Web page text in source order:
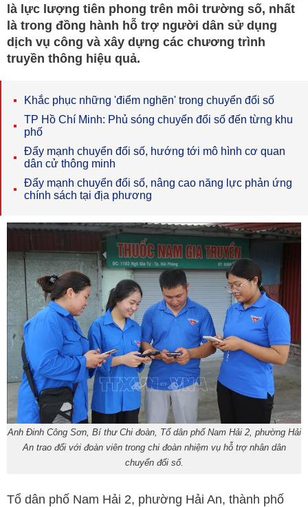
là lực lượng tiên phong trên môi trường số, nhất
là trong đồng hành hỗ trợ người dân sử dụng
dịch vụ công và xây dựng các chương trình
truyền thông hiệu quả.
Khắc phục những 'điểm nghẽn' trong chuyển đổi số
TP Hồ Chí Minh: Phủ sóng chuyển đổi số đến từng khu
phố
Đẩy mạnh chuyển đổi số, hướng tới mô hình cơ quan
dân cử thông minh
Đẩy mạnh chuyển đổi số, nâng cao năng lực phản ứng
chính sách tại địa phương
Anh Đinh Công Sơn, Bí thư Chi đoàn, Tổ dân phố Nam Hải 2, phường Hải
An trao đổi với đoàn viên trong chi đoàn nhiệm vụ hỗ trợ nhân dân
chuyển đổi số.
Tổ dân phố Nam Hải 2, phường Hải An, thành phố